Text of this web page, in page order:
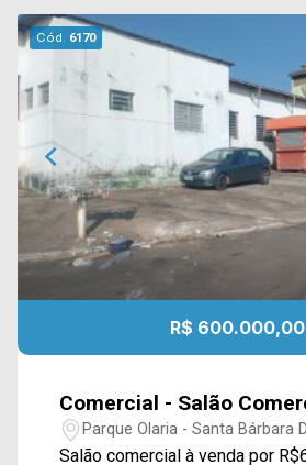
Cód. 6170
R$
Comercial - Salão
Parque Olaria - Santa Bárbara
Salão comercial à venda por